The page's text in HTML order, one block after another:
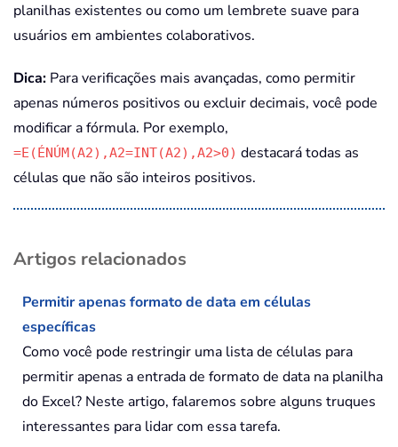
planilhas existentes ou como um lembrete suave para
usuários em ambientes colaborativos.
Dica: Para verificações mais avançadas, como permitir
apenas números positivos ou excluir decimais, você pode
modificar a fórmula. Por exemplo,
=E(ÉNÚM(A2),A2=INT(A2),A2>0) destacará todas as
células que não são inteiros positivos.
Artigos relacionados
Permitir apenas formato de data em células
específicas
Como você pode restringir uma lista de células para
permitir apenas a entrada de formato de data na planilha
do Excel? Neste artigo, falaremos sobre alguns truques
interessantes para lidar com essa tarefa.